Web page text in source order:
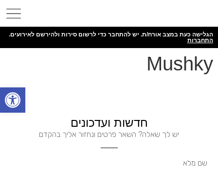
הגלישה כעת במצב אורח/ת. יש להתחבר כדי לרשום סירות ולהירשם לאירועים.
התחברות
Mushky
חדשות ועדכונים
יש לך שאלה? השאר פרטים ונחזור אליך בהקדם